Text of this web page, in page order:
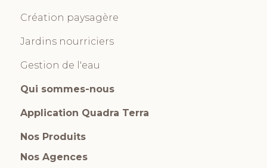
Création paysagère
Jardins nourriciers
Gestion de l'eau
Qui sommes-nous
Application Quadra Terra
Nos Produits
Nos Agences